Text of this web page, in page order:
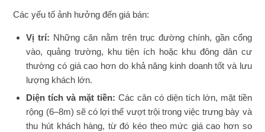
Các yếu tố ảnh hưởng đến giá bán:
Vị trí: Những căn nằm trên trục đường chính, gần cổng
vào, quảng trường, khu tiện ích hoặc khu đông dân cư
thường có giá cao hơn do khả năng kinh doanh tốt và lưu
lượng khách lớn.
Diện tích và mặt tiền: Các căn có diện tích lớn, mặt tiền
rộng (6–8m) sẽ có lợi thế vượt trội trong việc trưng bày và
thu hút khách hàng, từ đó kéo theo mức giá cao hơn so